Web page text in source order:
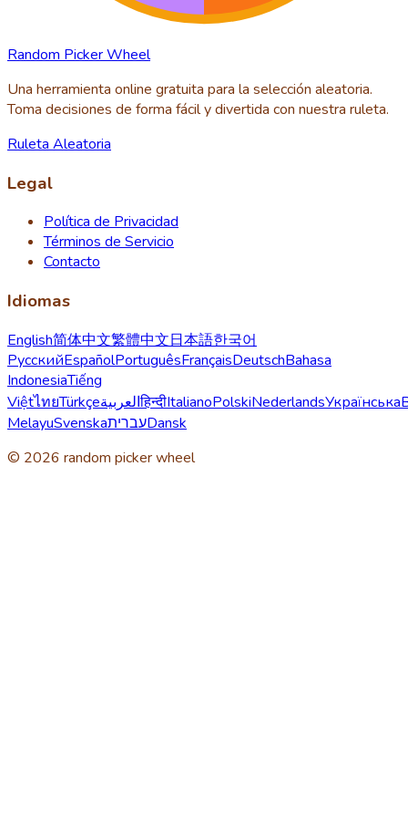
Random Picker Wheel
Una herramienta online gratuita para la selección aleatoria.
Toma decisiones de forma fácil y divertida con nuestra ruleta.
Ruleta Aleatoria
Legal
Política de Privacidad
Términos de Servicio
Contacto
Idiomas
English简体中文繁體中文日本語한국어
РусскийEspañolPortuguêsFrançaisDeutschBahasa
IndonesiaTiếng
ViệtไทยTürkçeالعربيةहिन्दीItalianoPolskiNederlandsУкраїнська
MelayuSvenskaעבריתDansk
© 2026 random picker wheel